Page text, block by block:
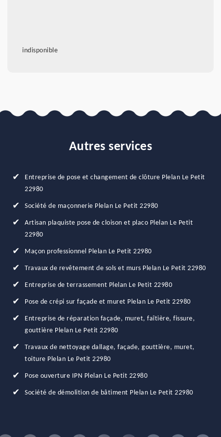
indisponible
Autres services
Entreprise de pose et changement de clôture Plelan Le Petit
22980
Société de maçonnerie Plelan Le Petit 22980
Artisan plaquiste pose de cloison et placo Plelan Le Petit
22980
Maçon professionnel Plelan Le Petit 22980
Travaux de revêtement de sols et murs Plelan Le Petit 22980
Entreprise de terrassement Plelan Le Petit 22980
Pose de crépi sur façade et muret Plelan Le Petit 22980
Entreprise de réparation façade, muret, faîtière, fissure,
gouttière Plelan Le Petit 22980
Travaux de nettoyage dallage, façade, gouttière, muret,
toiture Plelan Le Petit 22980
Pose ouverture IPN Plelan Le Petit 22980
Société de démolition de bâtiment Plelan Le Petit 22980